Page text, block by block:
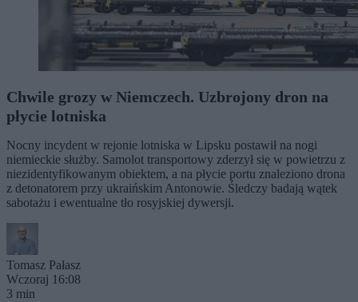
Chwile grozy w Niemczech. Uzbrojony dron na
płycie lotniska
Nocny incydent w rejonie lotniska w Lipsku postawił na nogi
niemieckie służby. Samolot transportowy zderzył się w powietrzu z
niezidentyfikowanym obiektem, a na płycie portu znaleziono drona
z detonatorem przy ukraińskim Antonowie. Śledczy badają wątek
sabotażu i ewentualne tło rosyjskiej dywersji.
Tomasz Pałasz
Wczoraj 16:08
3 min